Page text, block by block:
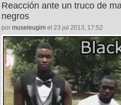
Reacción ante un truco de
negros
por museleugim el 23 jul 2013, 17:52